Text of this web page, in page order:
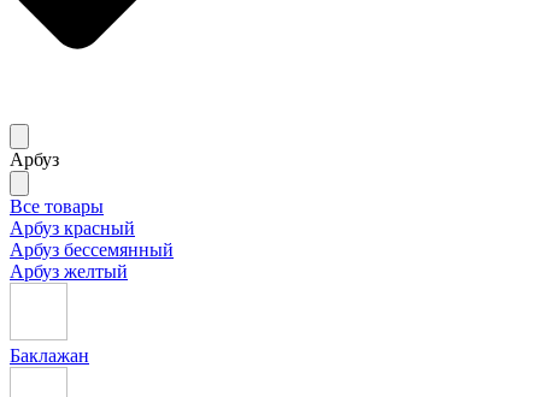
Арбуз
Все товары
Арбуз красный
Арбуз бессемянный
Арбуз желтый
Баклажан